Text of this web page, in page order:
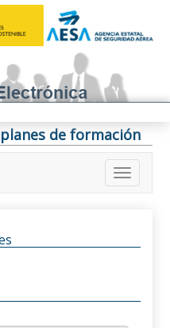
de formación